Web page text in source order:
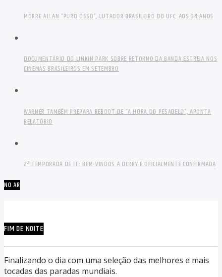
MORRE ALLAN “PURO OSSO”, LUTADOR BRASILEIRO DO UFC, AOS 34 ANOS
DOCUMENTÁRIO DO LINKIN PARK SOBRE RETORNO DA BANDA ESTREIA NOS
CINEMAS BRASILEIROS EM SETEMBRO
WARNER TAMBÉM PREPARA REBOOT DE “A HORA DO PESADELO”, APONTA
RELATÓRIO
2ª TEMPORADA DE IT: BEM-VINDOS A DERRY É OFICIALMENTE CONFIRMADA
NO AR
FIM DE NOITE
Finalizando o dia com uma seleção das melhores e mais
tocadas das paradas mundiais.